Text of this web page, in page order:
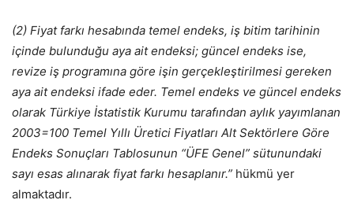
(2) Fiyat farkı hesabında temel endeks, iş bitim tarihinin
içinde bulunduğu aya ait endeksi; güncel endeks ise,
revize iş programına göre işin gerçekleştirilmesi gereken
aya ait endeksi ifade eder. Temel endeks ve güncel endeks
olarak Türkiye İstatistik Kurumu tarafından aylık yayımlanan
2003=100 Temel Yıllı Üretici Fiyatları Alt Sektörlere Göre
Endeks Sonuçları Tablosunun “ÜFE Genel” sütunundaki
sayı esas alınarak fiyat farkı hesaplanır.” hükmü yer
almaktadır.